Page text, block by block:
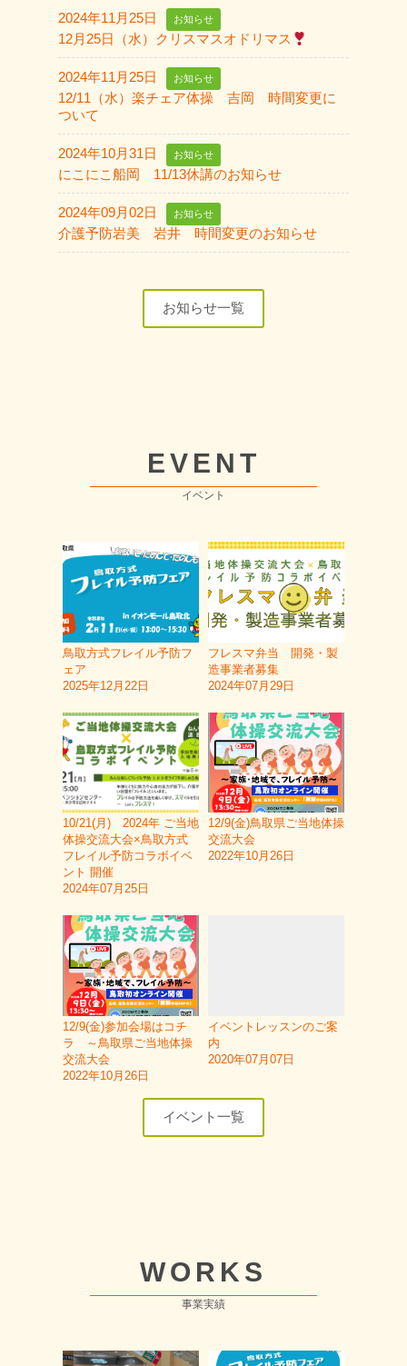
2024年11月25日 お知らせ
12月25日（水）クリスマスオドリマス
2024年11月25日 お知らせ
12/11（水）楽チェア体操 吉岡 時間変更に
ついて
2024年10月31日 お知らせ
にこにこ船岡 11/13休講のお知らせ
2024年09月02日 お知らせ
介護予防岩美 岩井 時間変更のお知らせ
お知らせ一覧
EVENT
イベント
鳥取方式フレイル予防フ
ェア
2025年12月22日
フレスマ弁当 開発・製
造事業者募集
2024年07月29日
10/21(月) 2024年 ご当地
体操交流大会×鳥取方式
フレイル予防コラボイベ
ント 開催
2024年07月25日
12/9(金)鳥取県ご当地体操
交流大会
2022年10月26日
12/9(金)参加会場はコチ
ラ ～鳥取県ご当地体操
交流大会
2022年10月26日
イベントレッスンのご案
内
2020年07月07日
イベント一覧
WORKS
事業実績